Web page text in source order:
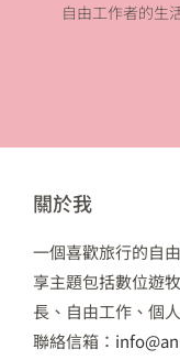
自由工作者的生
關於我
一個喜歡旅行的自
享主題包括數位遊
長、自由工作、個
聯絡信箱：